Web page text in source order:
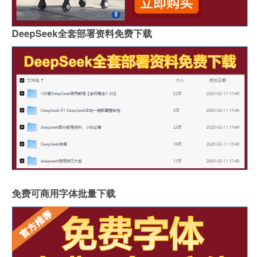
DeepSeek全套部署资料免费下载
免费可商用字体批量下载